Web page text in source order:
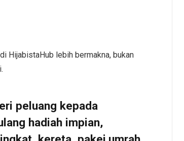
HijabistaHub lebih bermakna, bukan
peluang kepada
hadiah impian,